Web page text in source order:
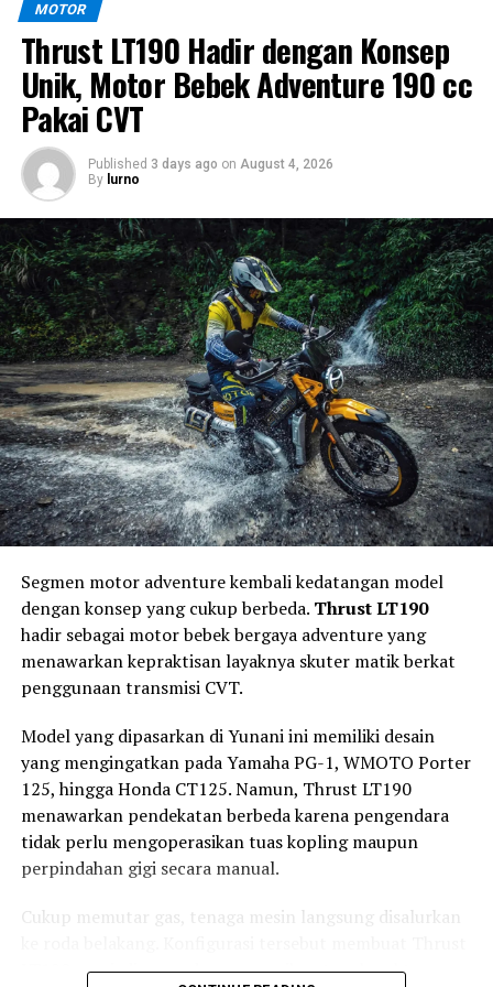
Lampu LED dan Panel Instrumen Semi-
Digital
Sektor pencahayaan Suzuki GN160 sudah menggunakan
teknologi LED. Lampu depan berbentuk bulat juga
dilengkapiDaytime Running Light atau DRL,
sementara desain lampu belakang tetap
mempertahankan bentuk membulat agar tidak
kehilangan nuansa klasik.
analog dengan layar digital. Kombinasi tersebut
memungkinkan pengendara mendapatkan informasi
berkendara yang lebih lengkap tanpa menghilangkan
atmosfer retro.
digunakan untuk mengisi daya smartphone selama
perjalanan. Fitur sederhana ini menjadi nilai tambah
untuk penggunaan harian, terutama bagi pengendara
yang mengandalkan smartphone untuk navigasi.
Mesin 162 cc, Fokus Torsi Putaran
Bawah
MOTOR
Thrust LT190 Hadir dengan Konsep
Unik, Motor Bebek Adventure 190 cc
Pakai CVT
Published 3 days ago on August 4, 2026
By lurno
Segmen motor adventure kembali kedatangan model
dengan konsep yang cukup berbeda. Thrust LT190
hadir sebagai motor bebek bergaya adventure yang
menawarkan kepraktisan layaknya skuter matik berkat
penggunaan transmisi CVT.
Model yang dipasarkan di Yunani ini memiliki desain
yang mengingatkan pada Yamaha PG-1, WMOTO Porter
125, hingga Honda CT125. Namun, Thrust LT190
menawarkan pendekatan berbeda karena pengendara
tidak perlu mengoperasikan tuas kopling maupun
perpindahan gigi secara manual.
Cukup memutar gas, tenaga mesin langsung disalurkan
LT190 menjadi perpaduan menarik antara karakter